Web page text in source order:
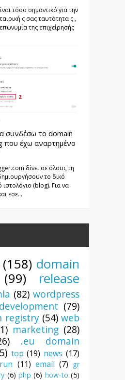
τόσο σημαντικό για την
ς σας ταυτότητα ς ,
της επιχείρησής
συνδέσω το domain
που έχω αναρτημένο
δίνει σε όλους τη
το δικό
(blog). Για να
εσε...
(158) domain
(99)
release
(82) wordpress
(79)
registry (54) web
marketing (28)
.eu domain
top (19) news (17)
run (11) email (7) gr
(6) php (6) how-to (5)